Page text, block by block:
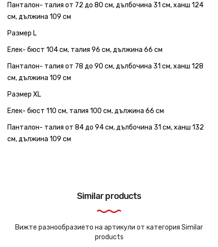
Панталон- талия от 72 до 80 см, дълбочина 31 см, ханш 124
см, дължина 109 см
Размер L
Елек- бюст 104 см, талия 96 см, дължина 66 см
Панталон- талия от 78 до 90 см, дълбочина 31 см, ханш 128
см, дължина 109 см
Размер XL
Елек- бюст 110 см, талия 100 см, дължина 66 см
Панталон- талия от 84 до 94 см, дълбочина 31 см, ханш 132
см, дължина 109 см
Similar products
Вижте разнообразието на артикули от категория Similar
products